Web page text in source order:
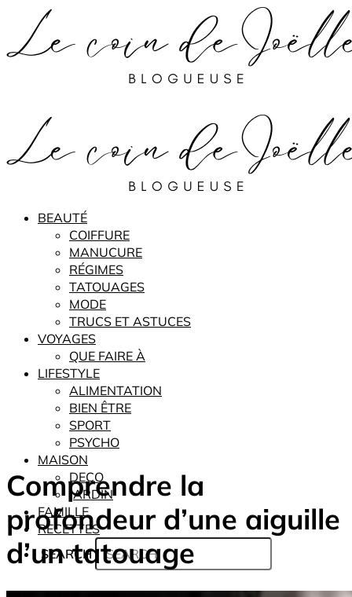
BEAUTÉ
COIFFURE
MANUCURE
RÉGIMES
TATOUAGES
MODE
TRUCS ET ASTUCES
VOYAGES
QUE FAIRE À
LIFESTYLE
ALIMENTATION
BIEN ÊTRE
SPORT
PSYCHO
MAISON
DECO
JARDIN
FAMILLE
RECETTES
SEARCH
Comprendre la
profondeur d’une aiguille
d’un tatouage